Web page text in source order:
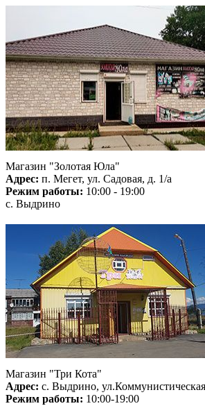
Магазин "Золотая Юла"
Адрес: п. Мегет, ул. Садовая, д. 1/а
Режим работы: 10:00 - 19:00
с. Выдрино
Магазин "Три Кота"
Адрес: с. Выдрино,
Режим работы: 10:00-19:00